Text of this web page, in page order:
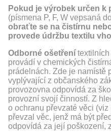
Pokud je výrobek určen
(písmena P, F, W vepsaná
obraťte se na čistírnu
provede údržbu textilu
Odborné ošetření textilních
provádí v chemických
prádelnách. Zde je namístě
vyplývající z občanského
provozovna odpovídá za
provozní svojí činností. Z
o ochranu převzaté věci
převzal věc, jenž má být
odpovídá za její poškození,